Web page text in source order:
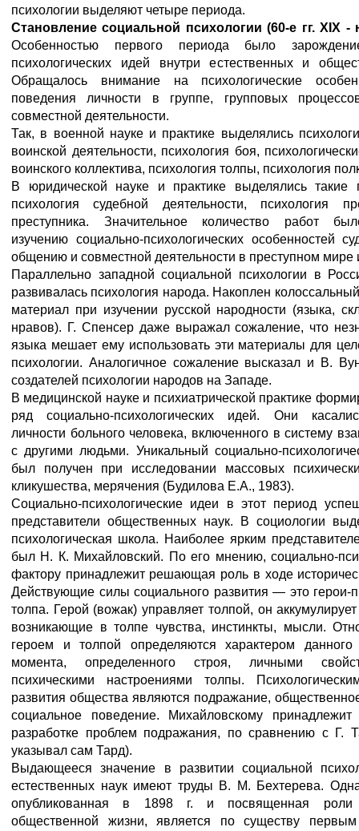
психологии выделяют четыре периода.
Становление социальной психологии (60-е гг. XIX -
Особенностью первого периода было
психологических идей внутри естественных и
Обращалось внимание на психологические
поведения личности в группе, групповых
совместной деятельности.
Так, в военной науке и практике выделялись
воинской деятельности, психология боя,
воинского коллектива, психология толпы, психология
В юридической науке и практике выделялись такие
психология судебной деятельности, психология
преступника. Значительное количество работ
изучению социально-психологических особенностей
общению и совместной деятельности в преступном мире
Параллельно западной социальной психологии в
развивалась психология народа. Накоплен
материал при изучении русской народности (языка,
нравов). Г. Спенсер даже выражал сожаление, что
языка мешает ему использовать эти материалы для
психологии. Аналогичное сожаление высказал и В.
создателей психологии народов на Западе.
В медицинской науке и психиатрической практике
ряд социально-психологических идей. Они
личности больного человека, включенного в систему
с другими людьми. Уникальный социально-
был получен при исследовании массовых
кликушества, мерячения (Будилова Е.А., 1983).
Социально-психологические идеи в этот период
представители общественных наук. В социологии
психологическая школа. Наиболее ярким
был Н. К. Михайловский. По его мнению, социально-
фактору принадлежит решающая роль в ходе
Действующие силы социального развития — это герои-
толпа. Герой (вожак) управляет толпой, он
возникающие в толпе чувства, инстинкты, мысли.
героем и толпой определяются характером данного
момента, определенного строя, личными
психическими настроениями толпы.
развития общества являются подражание,
социальное поведение. Михайловскому
разработке проблем подражания, по сравнению с Г.
указывал сам Тард).
Выдающееся значение в развитии социальной
естественных наук имеют труды В. М. Бехтерева.
опубликованная в 1898 г. и посвященная
общественной жизни, является по существу